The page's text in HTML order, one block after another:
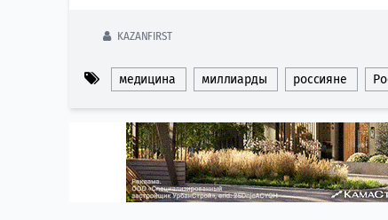
KAZANFIRST
медицина миллиарды россияне